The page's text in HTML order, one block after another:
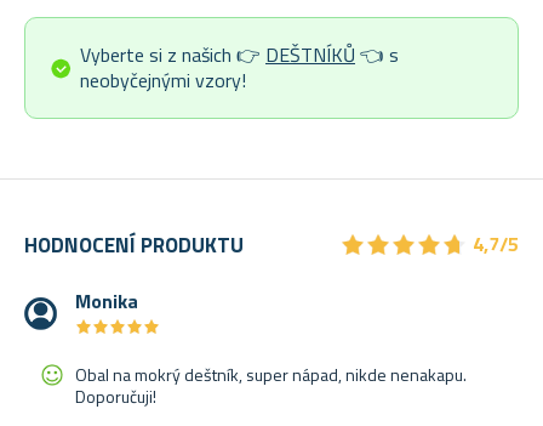
Vyberte si z našich 👉 DEŠTNÍKŮ 👈 s
neobyčejnými vzory!
HODNOCENÍ PRODUKTU ★★★★★
★★★★★ 4,7/5
Monika
★★★★★
★★★★★
Obal na mokrý deštník, super nápad, nikde nenakapu.
Doporučuji!